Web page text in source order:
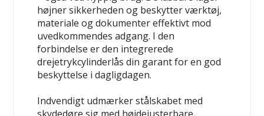
højner sikkerheden og beskytter værktøj,
materiale og dokumenter effektivt mod
uvedkommendes adgang. I den
forbindelse er den integrerede
drejetrykcylinderlås din garant for en god
beskyttelse i dagligdagen.
Indvendigt udmærker stålskabet med